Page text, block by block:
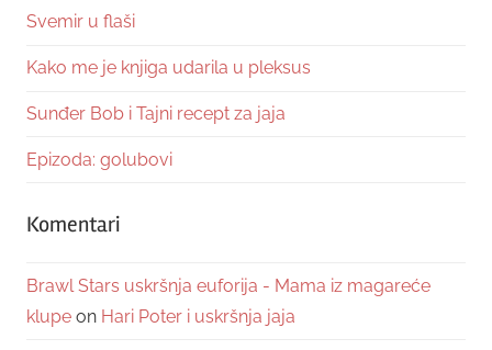
Svemir u flaši
Kako me je knjiga udarila u pleksus
Sunđer Bob i Tajni recept za jaja
Epizoda: golubovi
Komentari
Brawl Stars uskršnja euforija - Mama iz magareće
klupe on Hari Poter i uskršnja jaja